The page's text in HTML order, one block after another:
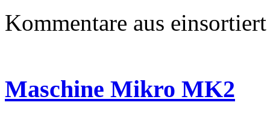
Kommentare aus
Maschine Mikro MK2